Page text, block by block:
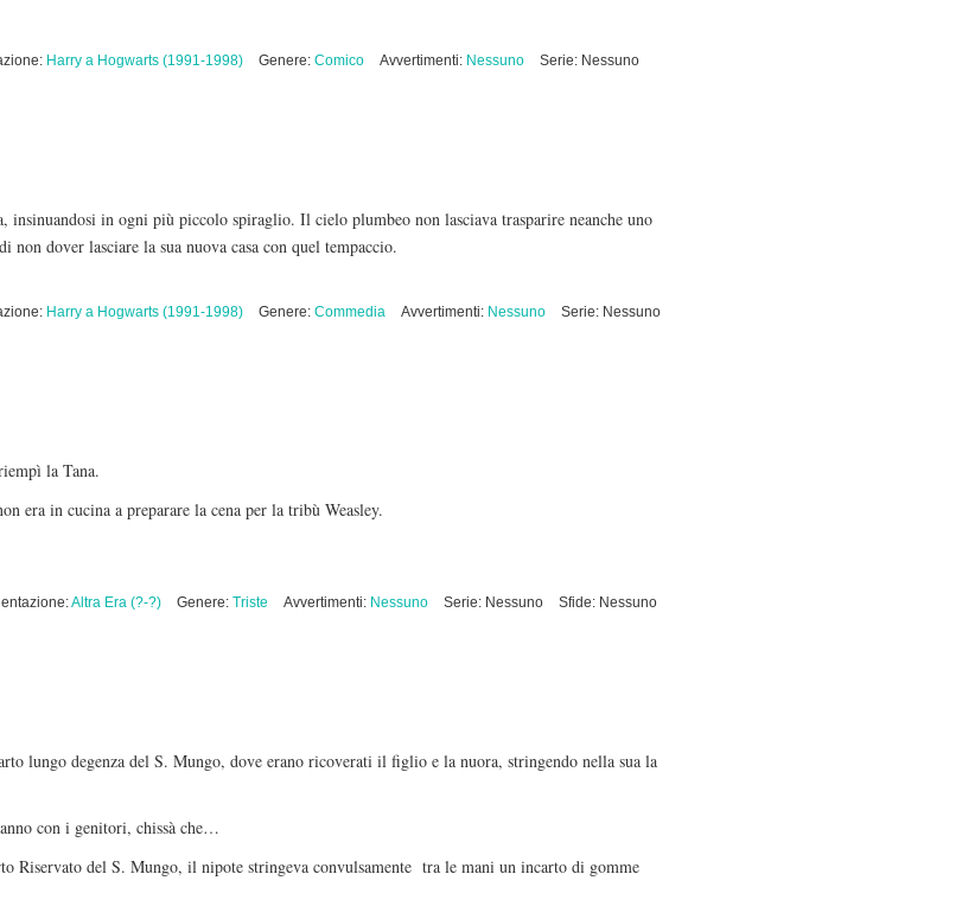
Harry a Hogwarts (1991-1998) Genere: Comico Avvertimenti: Nessuno
Serie: Nessuno
insinuandosi in ogni più piccolo spiraglio. Il cielo plumbeo non lasciava trasparire neanche uno
dover lasciare la sua nuova casa con quel tempaccio.
Harry a Hogwarts (1991-1998) Genere: Commedia Avvertimenti: Nessuno
Serie: Nessuno
la Tana.
era in cucina a preparare la cena per la tribù Weasley.
Altra Era (?-?) Genere: Triste Avvertimenti: Nessuno Serie: Nessuno
Sfide: Nessuno
lungo degenza del S. Mungo, dove erano ricoverati il figlio e la nuora, stringendo nella sua la
con i genitori, chissà che…
Riservato del S. Mungo, il nipote stringeva convulsamente tra le mani un incarto di gomme